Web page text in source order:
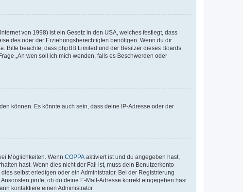
von 1998) ist ein Gesetz in den USA, welches festlegt, dass
des oder der Erziehungsberechtigten benötigen. Wenn du dir
Bitte beachte, dass phpBB Limited und der Besitzer dieses Boards
„An wen soll ich mich wenden, falls es Beschwerden oder
können. Es könnte auch sein, dass deine IP-Adresse oder der
Möglichkeiten. Wenn COPPA aktiviert ist und du angegeben hast,
hast. Wenn dies nicht der Fall ist, muss dein Benutzerkonto
selbst erledigen oder ein Administrator. Bei der Registrierung
prüfe, ob du deine E-Mail-Adresse korrekt eingegeben hast
kontaktiere einen Administrator.